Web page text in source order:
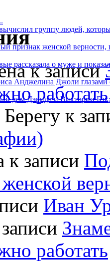
группу людей,
признак женской
рассказала о муже и
Анджелина Джоли глазами
дом Дэвида и Виктории
к записи
работать
к
к записи
женской
Иван
работать